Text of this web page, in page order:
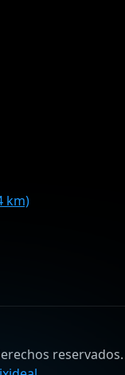
km)
reservados.